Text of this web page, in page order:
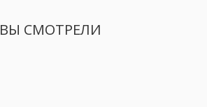
ВЫ СМОТРЕЛИ